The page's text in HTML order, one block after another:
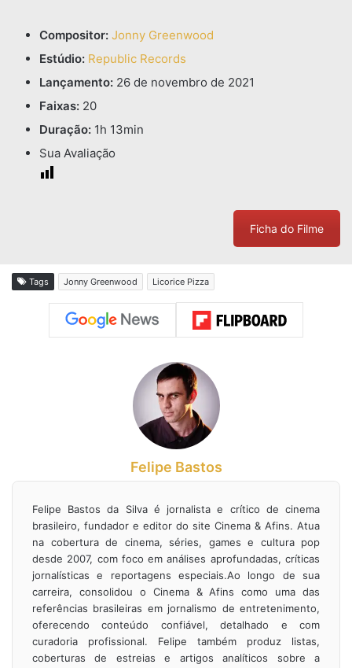
Compositor: Jonny Greenwood
Estúdio: Republic Records
Lançamento: 26 de novembro de 2021
Faixas: 20
Duração: 1h 13min
Sua Avaliação
Ficha do Filme
Tags Jonny Greenwood Licorice Pizza
Felipe Bastos
Felipe Bastos da Silva é jornalista e crítico de cinema
brasileiro, fundador e editor do site Cinema & Afins. Atua
na cobertura de cinema, séries, games e cultura pop
desde 2007, com foco em análises aprofundadas, críticas
jornalísticas e reportagens especiais.Ao longo de sua
carreira, consolidou o Cinema & Afins como uma das
referências brasileiras em jornalismo de entretenimento,
oferecendo conteúdo confiável, detalhado e com
curadoria profissional. Felipe também produz listas,
coberturas de estreias e artigos analíticos sobre a